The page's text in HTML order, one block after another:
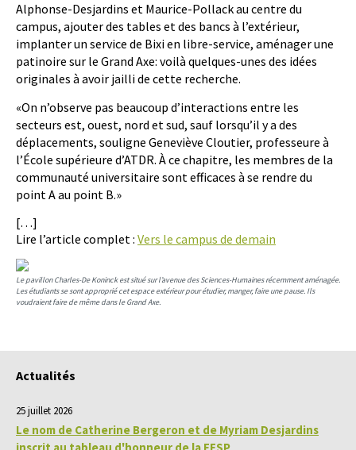
Alphonse-Desjardins et Maurice-Pollack au centre du
campus, ajouter des tables et des bancs à l’extérieur,
implanter un service de Bixi en libre-service, aménager une
patinoire sur le Grand Axe: voilà quelques-unes des idées
originales à avoir jailli de cette recherche.
«On n’observe pas beaucoup d’interactions entre les
secteurs est, ouest, nord et sud, sauf lorsqu’il y a des
déplacements, souligne Geneviève Cloutier, professeure à
l’École supérieure d’ATDR. À ce chapitre, les membres de la
communauté universitaire sont efficaces à se rendre du
point A au point B.»
[…]
Lire l’article complet : Vers le campus de demain
Le pavillon Charles-De Koninck est situé sur l’avenue des Sciences-Humaines récemment aménagée.
Les étudiants se sont approprié cet espace extérieur pour étudier, manger, faire une pause. Ils
voudraient faire de même dans le Grand Axe.
Actualités
25 juillet 2026
Le nom de Catherine Bergeron et de Myriam Desjardins